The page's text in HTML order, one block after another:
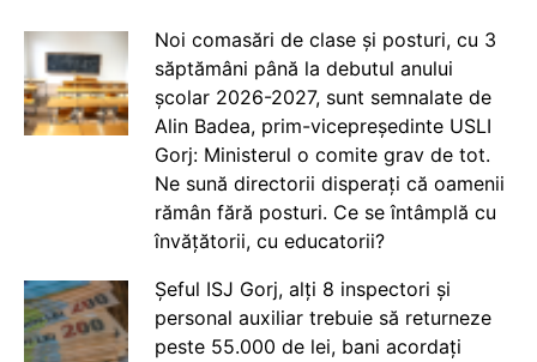
Noi comasări de clase și posturi, cu 3
săptămâni până la debutul anului
școlar 2026-2027, sunt semnalate de
Alin Badea, prim-vicepreședinte USLI
Gorj: Ministerul o comite grav de tot.
Ne sună directorii disperați că oamenii
rămân fără posturi. Ce se întâmplă cu
învățătorii, cu educatorii?
Șeful ISJ Gorj, alți 8 inspectori și
personal auxiliar trebuie să returneze
peste 55.000 de lei, bani acordați